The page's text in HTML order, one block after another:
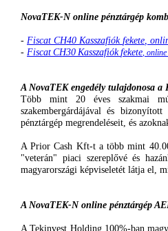
NovaTEK-Nonline pénztárgép
- Fiscat CH40 Kasszafiók fekete ,
- FiscatCH30 Kasszafiókfekete , online
A NovaTEK engedély tulajdonosa a
Több mint 20éves szakmai
szakembergárdájával és bizonyított
pénztárgép megrendeléseit és
A Prior Cash Kft-tatöbb mint
"veterán" piaci szereplővé és
magyarországi képviseletét látja el,
A NovaTEK-Nonline pénztárgép
ATekinvest Holding 100%-ban